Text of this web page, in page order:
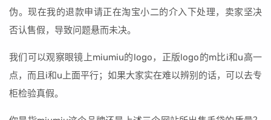
伪。现在我的退款申请正在淘宝小二的介入下处理，卖家坚决
否认售假，导致问题悬而未决。
我们可以观察眼镜上miumiu的logo，正版logo的m比i和u高一
点，而且i和u上面平行；如果大家实在难以辨别的话，可以去专
柜检验真假。